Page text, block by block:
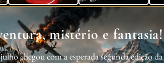
mistério e fantasia!
chegou com a esperada segunda edição da